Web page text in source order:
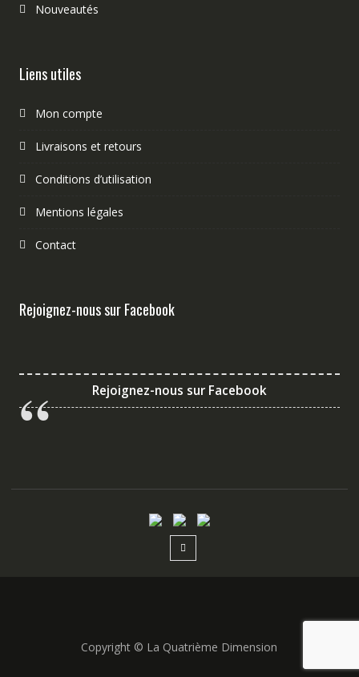
Nouveautés
Liens utiles
Mon compte
Livraisons et retours
Conditions d’utilisation
Mentions légales
Contact
Rejoignez-nous sur Facebook
Rejoignez-nous sur Facebook
Copyright © La Quatrième Dimension